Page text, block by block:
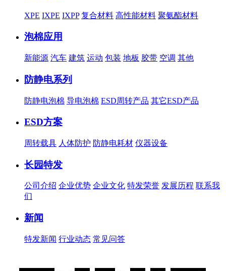
XPE IXPE IXPP 复合材料 高性能材料 聚氨酯材料
泡棉应用
新能源 汽车 建筑 运动 包装 地板 胶带 空调 其他
防静电系列
防静电泡棉 导电泡棉 ESD周转产品 其它ESD产品
ESD方案
周转载具 人体防护 防静电耗材 仪器设备
长园特发
公司介绍 企业优势 企业文化 特发荣誉 发展历程 联系我
们
新闻
特发新闻 行业动态 常见问答